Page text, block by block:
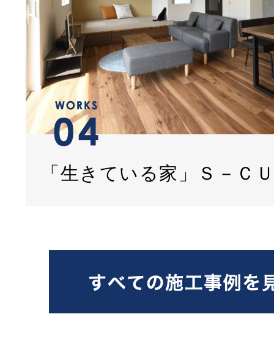
「生きている家」Ｓ－Ｃ